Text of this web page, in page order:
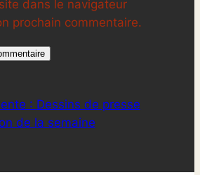
dans le navigateur
prochain commentaire.
: Dessins de presse
de la semaine